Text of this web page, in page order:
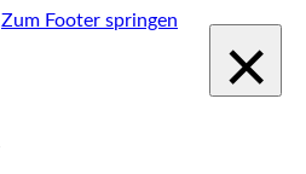
Zum Footer springen
×